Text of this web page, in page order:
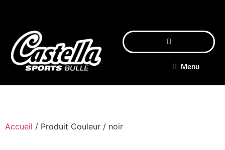
Menu
Accueil / Produit Couleur / noir